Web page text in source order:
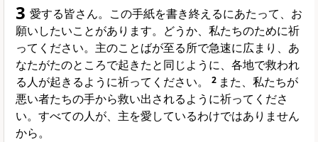
3 愛する皆さん。この手紙を書き終えるにあたって、お
願いしたいことがあります。どうか、私たちのために祈
ってください。主のことばが至る所で急速に広まり、あ
なたがたのところで起きたと同じように、各地で救われ
る人が起きるように祈ってください。
2 また、私たちが
悪い者たちの手から救い出されるように祈ってくださ
い。すべての人が、主を愛しているわけではありません
から。